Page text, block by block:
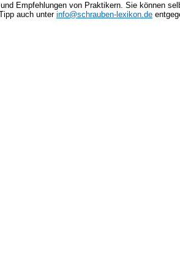
Empfehlungen von Praktikern. Sie können
auch unter info@schrauben-lexikon.de